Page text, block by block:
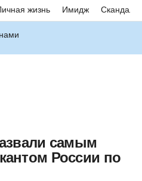
жизнь Имидж Скандалы
самым
России по